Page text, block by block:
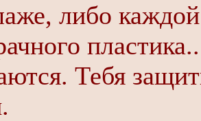
либо
Тебя